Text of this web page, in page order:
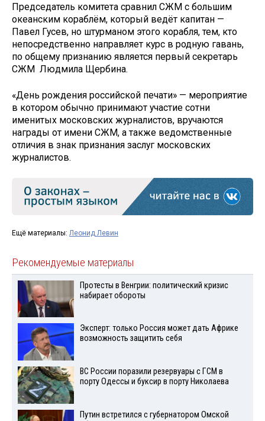
Председатель комитета сравнил СЖМ с большим
океанским кораблём, который ведёт капитан —
Павел Гусев, но штурманом этого корабля, тем, кто
непосредственно направляет курс в родную гавань,
по общему признанию является первый секретарь
СЖМ Людмила Щербина.
«День рождения российской печати» — мероприятие
в котором обычно принимают участие сотни
именитых московских журналистов, вручаются
награды от имени СЖМ, а также ведомственные
отличия в знак признания заслуг московских
журналистов.
Ещё материалы: Леонид Левин
Рекомендуемые материалы
Протесты в Венгрии: политический кризис
набирает обороты
Эксперт: только Россия может дать Африке
возможность защитить себя
ВС России поразили резервуары с ГСМ в
порту Одессы и буксир в порту Николаева
Путин встретился с губернатором Омской